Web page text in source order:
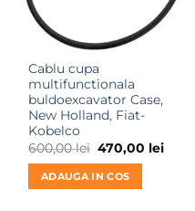
Cablu cupa
multifunctionala
buldoexcavator Case,
New Holland, Fiat-
Kobelco
600,00lei Prețul
inițial
a
fost:
600,00 lei.
470,00 leiPrețul
ADAUGA IN COS